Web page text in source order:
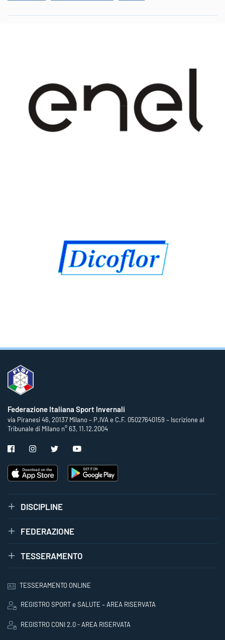
Federazione Italiana Sport Invernali
via Piranesi 46, 20137 Milano – P.IVA e C.F. 05027640159 – Iscrizione al
Tribunale di Milano n° 63, 11.12.2004
DISCIPLINE
FEDERAZIONE
TESSERAMENTO
TESSERAMENTO ONLINE
REGISTRO SPORT e SALUTE – AREA RISERVATA
REGISTRO CONI 2.0 - AREA RISERVATA